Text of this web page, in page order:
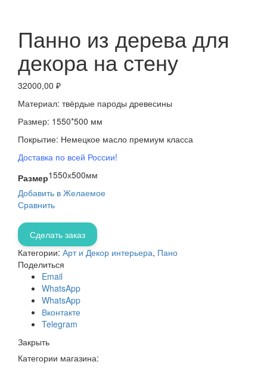
Панно из дерева для
декора на стену
32000,00 ₽
Материал: твёрдые пароды древесины
Размер: 1550*500 мм
Покрытие: Немецкое масло премиум класса
Доставка по всей России!
Размер1550х500мм
Добавить в Желаемое
Сравнить
Сделать заказ
Категории: Арт и Декор интерьера, Пано
Поделиться
Email
WhatsApp
WhatsApp
Вконтакте
Telegram
Закрыть
Категории магазина: